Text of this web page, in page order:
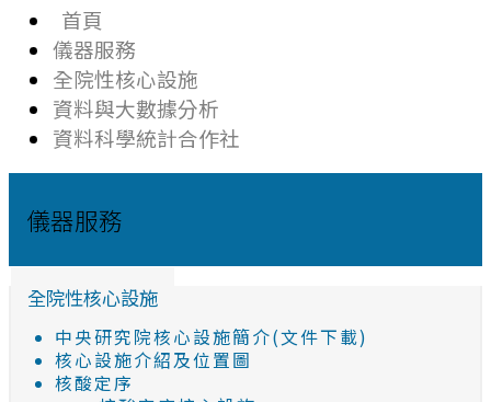
首頁
儀器服務
全院性核心設施
資料與大數據分析
資料科學統計合作社
儀器服務
全院性核心設施
中央研究院核心設施簡介(文件下載)
核心設施介紹及位置圖
核酸定序